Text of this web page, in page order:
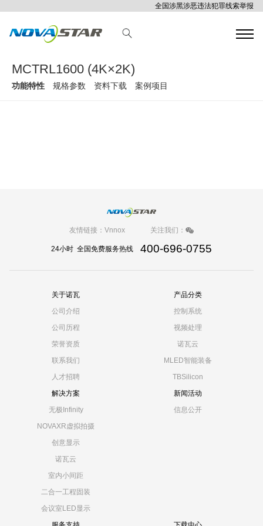
全国涉黑涉恶违法犯罪线索举报
MCTRL1600 (4K×2K)
功能特性 规格参数 资料下载 案例项目
友情链接：Vnnox 关注我们：
24小时 全国免费服务热线 400-696-0755
关于诺瓦
公司介绍
公司历程
荣誉资质
联系我们
人才招聘
产品分类
控制系统
视频处理
诺瓦云
MLED智能装备
TBSilicon
解决方案
无极Infinity
NOVAXR虚拟拍摄
创意显示
诺瓦云
室内小间距
二合一工程固装
会议室LED显示
新闻活动
信息公开